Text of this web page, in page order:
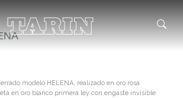
modelo HELENA, realizado en oro rosa
en oro blanco primera ley con engaste invisible